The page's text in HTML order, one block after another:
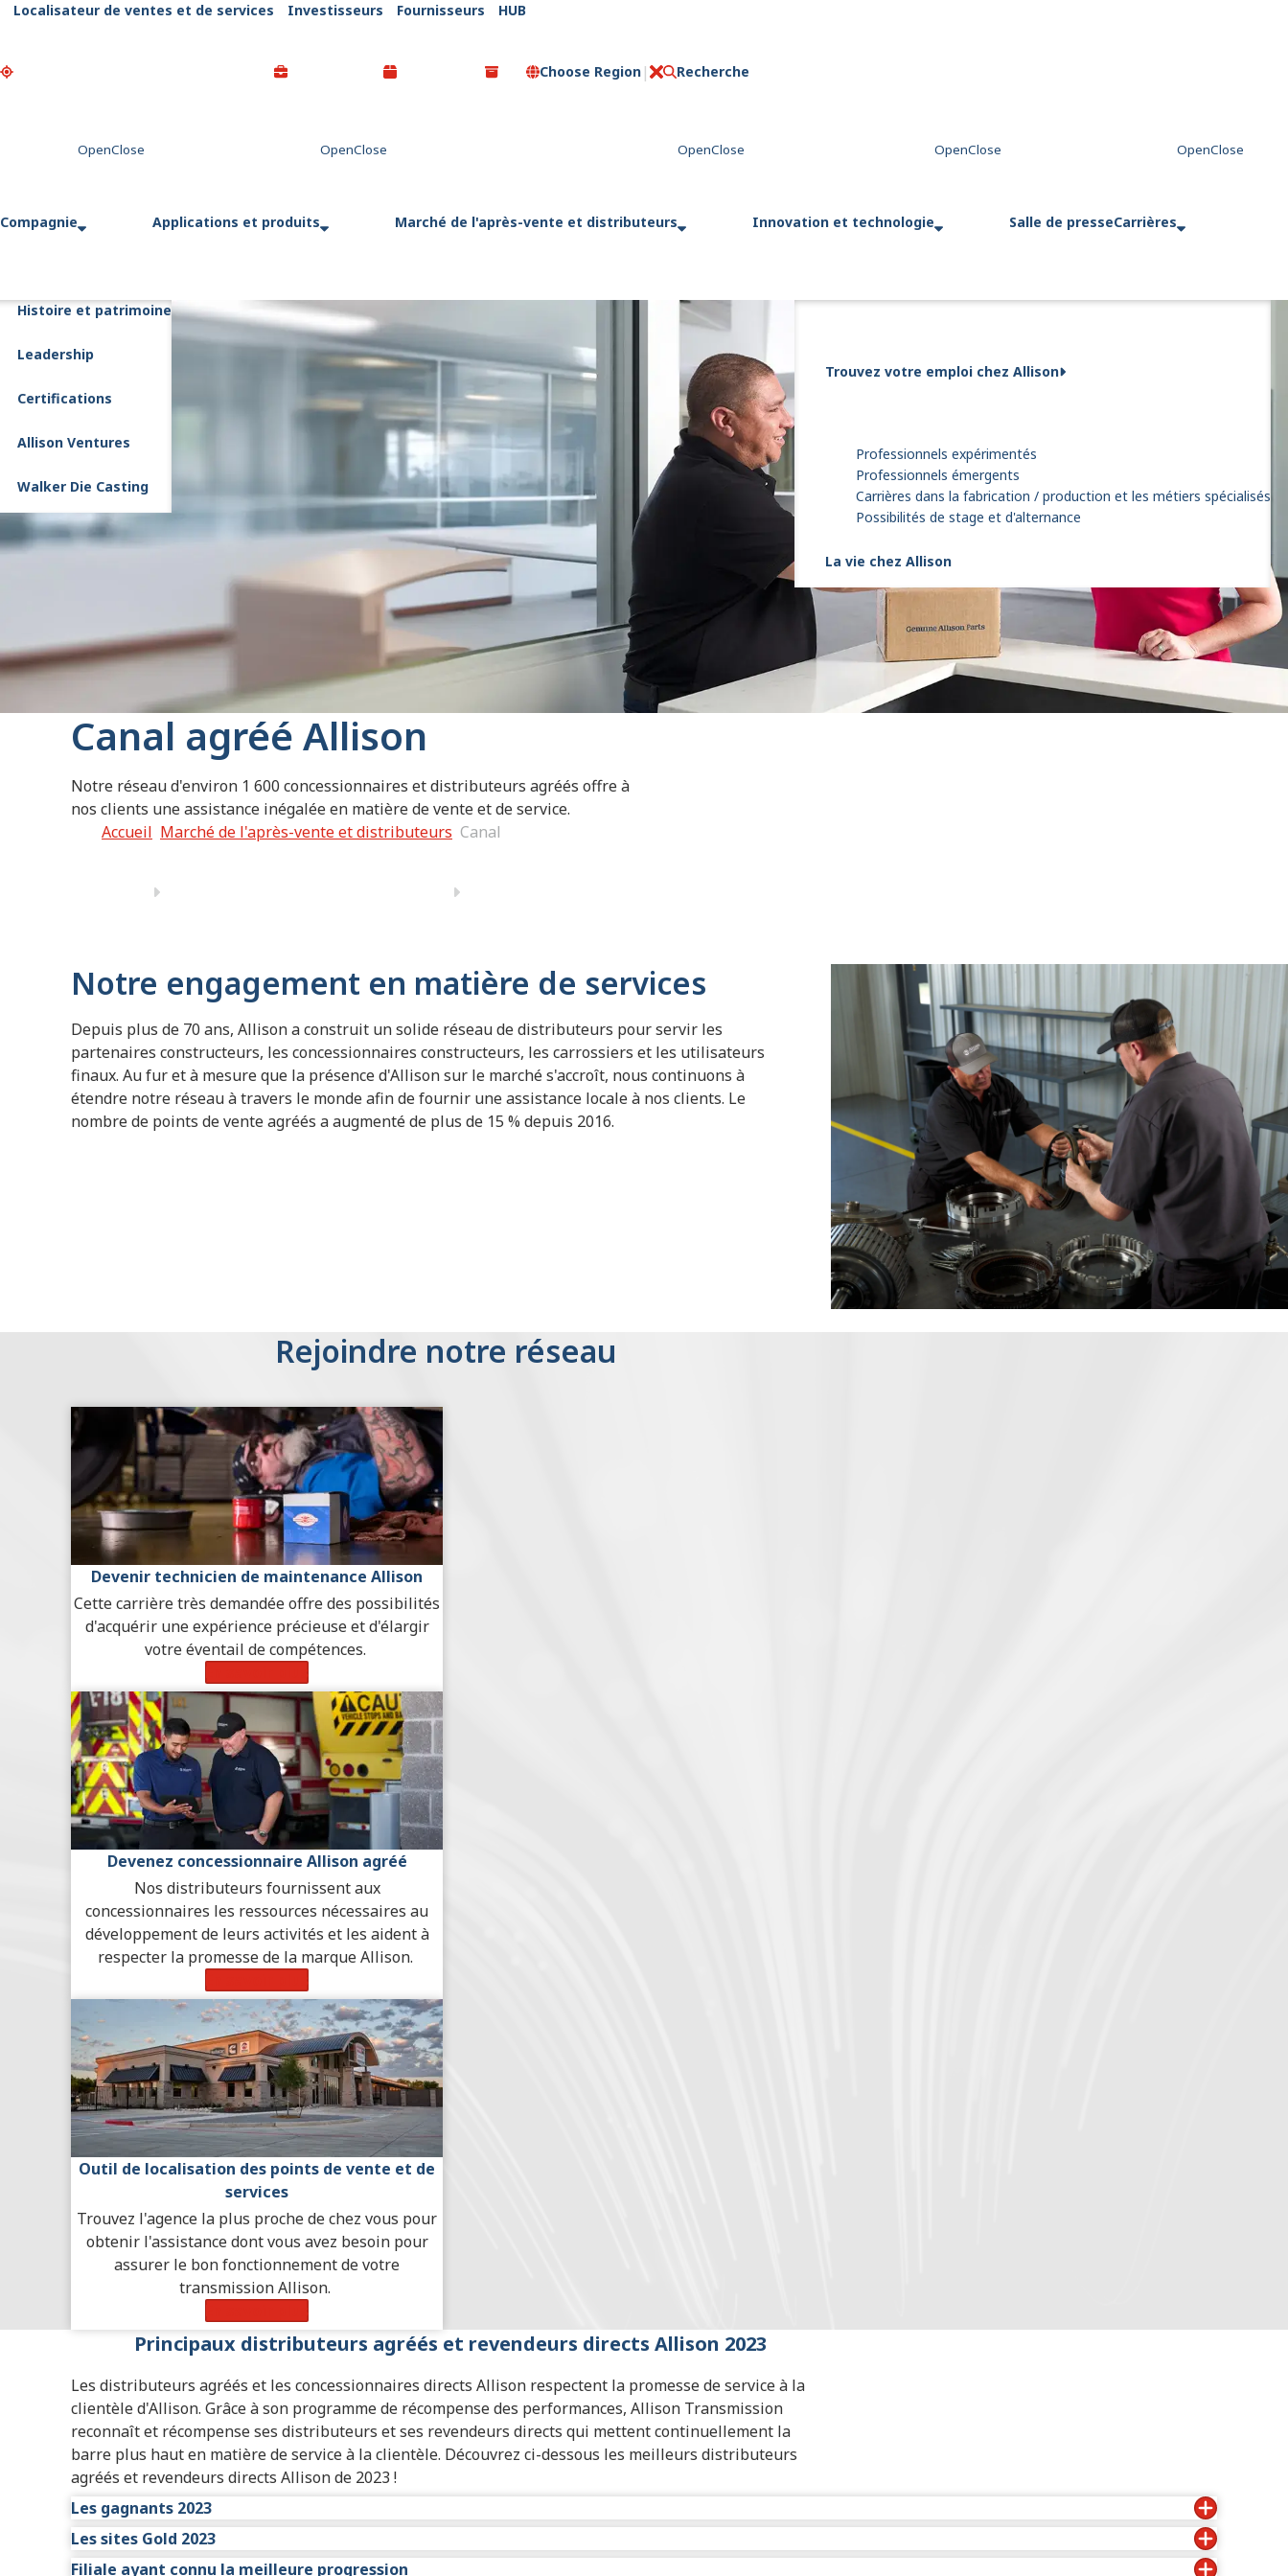
Localisateur de ventes et de services Investisseurs Fournisseurs HUB
Choose Region Recherche
Compagnie
Histoire et patrimoine
Leadership
Certifications
Allison Ventures
Walker Die Casting
Applications et produits Marché de l'après-vente et distributeurs Innovation et technologie Salle de presseCarrières
Trouvez votre emploi chez Allison
Professionnels expérimentés
Professionnels émergents
Carrières dans la fabrication / production et les métiers spécialisés
Possibilités de stage et d'alternance
La vie chez Allison
Canal agréé Allison
Notre réseau d'environ 1 600 concessionnaires et distributeurs agréés offre à
nos clients une assistance inégalée en matière de vente et de service.
Accueil Marché de l'après-vente et distributeurs Canal
Notre engagement en matière de services
Depuis plus de 70 ans, Allison a construit un solide réseau de distributeurs pour servir les
partenaires constructeurs, les concessionnaires constructeurs, les carrossiers et les utilisateurs
finaux. Au fur et à mesure que la présence d'Allison sur le marché s'accroît, nous continuons à
étendre notre réseau à travers le monde afin de fournir une assistance locale à nos clients. Le
nombre de points de vente agréés a augmenté de plus de 15 % depuis 2016.
Rejoindre notre réseau
Devenir technicien de maintenance Allison
Cette carrière très demandée offredes possibilités
d'acquérir une expérience précieuse et d'élargir
votre éventail de compétences.
Devenez concessionnaire Allison agréé
Nos distributeurs fournissent aux
concessionnaires les ressources nécessaires au
développement de leurs activités et les aident à
respecter la promesse de la marque Allison.
Outil de localisation des points de vente et de
services
Trouvez l'agence la plus proche de chez vous pour
obtenir l'assistance dont vous avez besoin pour
assurer le bon fonctionnement de votre
transmission Allison.
Principaux distributeurs agréés et revendeurs directs Allison 2023
Les distributeurs agréés et les concessionnaires directs Allison respectent la promesse de service à la
clientèle d'Allison. Grâce à son programme de récompense des performances, Allison Transmission
reconnaît et récompense ses distributeurs et ses revendeurs directs qui mettent continuellement la
barre plus haut en matière de service à la clientèle. Découvrez ci-dessous les meilleurs distributeurs
agréés et revendeurs directs Allison de 2023 !
Les gagnants 2023
• Indel Power Group : Risque
• Wajax Power Systems-West : Winnipeg
Les sites Gold 2023
• ABC Transmissions Limited : Surrey
Filiale ayant connu la meilleure progression